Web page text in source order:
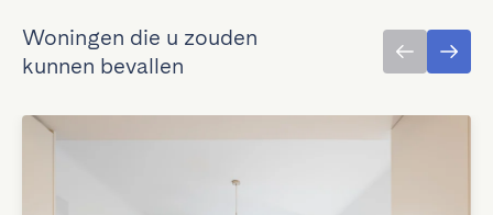
Woningen die u zouden
kunnen bevallen